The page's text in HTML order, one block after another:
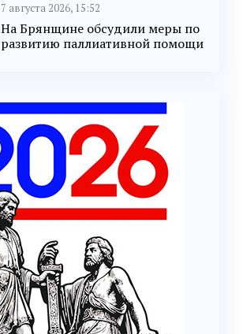
7 августа 2026, 15:52
На Брянщине обсудили меры по
развитию паллиативной помощи